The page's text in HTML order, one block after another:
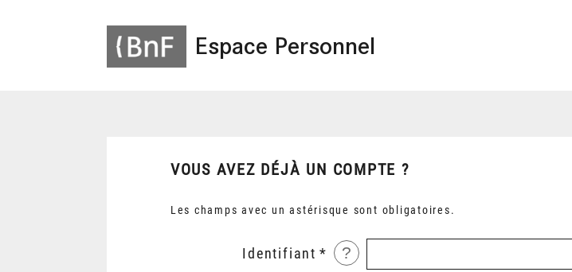
Espace Personnel
VOUS AVEZ DÉJÀ UN COMPTE ?
Les champs avec un astérisque sont obligatoires.
Identifiant ?